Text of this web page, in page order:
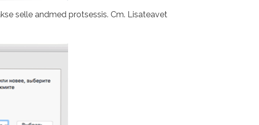
selle andmed protsessis. Cm. Lisateavet